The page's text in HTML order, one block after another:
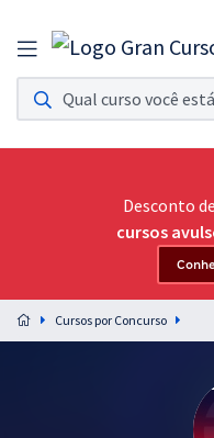
Assinatura Ilimitada 11
Acesso a todos os cursos. Teste
Assinatura OAB Até
Acesso ilimitado a toda
Preparação completa e
residências em saúde do Brasil
Desconto de
cursos
Cursos por Concurso